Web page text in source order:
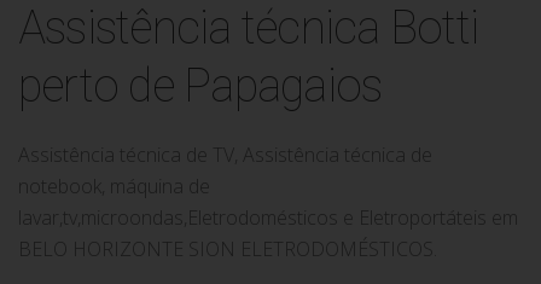
Assistência técnica Botti
perto de Papagaios
Assistência técnica de TV, Assistência técnica de
notebook, máquina de
lavar,tv,microondas,Eletrodomésticos e Eletroportáteis em
BELO HORIZONTE SION ELETRODOMÉSTICOS.